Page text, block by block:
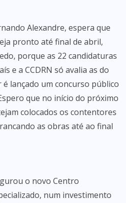
Alexandre, espera que
pronto até final de abril,
porque as 22 candidaturas
e a CCDRN só avalia as do
é lançado um concurso público
que no início do próximo
colocados os contentores
as obras até ao final
o novo Centro
num investimento